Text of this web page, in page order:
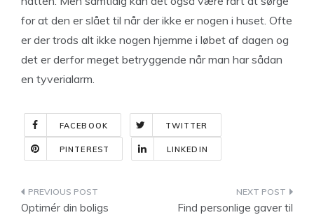
for at den er slået til når der ikke er nogen i huset. Ofte
er der trods alt ikke nogen hjemme i løbet af dagen og
det er derfor meget betryggende når man har sådan
en tyverialarm.
FACEBOOK TWITTER
PINTEREST LINKEDIN
Indlægsnavigation
Optimér din boligs
Find personlige gaver til